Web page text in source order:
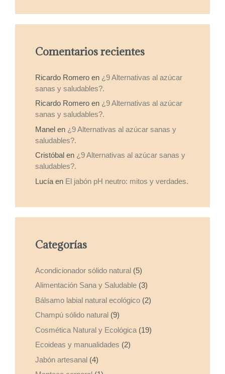
12,00 €
Comentarios recientes
Ricardo Romero en ¿9 Alternativas al azúcar
sanas y saludables?.
Ricardo Romero en ¿9 Alternativas al azúcar
sanas y saludables?.
Manel en ¿9 Alternativas al azúcar sanas y
saludables?.
Cristóbal en ¿9 Alternativas al azúcar sanas y
saludables?.
Lucía en El jabón pH neutro: mitos y verdades.
Categorías
Acondicionador sólido natural (5)
Alimentación Sana y Saludable (3)
Bálsamo labial natural ecológico (2)
Champú sólido natural (9)
Cosmética Natural y Ecológica (19)
Ecoideas y manualidades (2)
Jabón artesanal (4)